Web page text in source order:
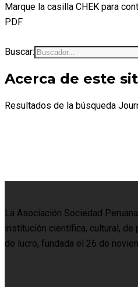
Marque la casilla CHEK para
PDF
Buscar:
Acerca de este
Resultados de la búsqueda
La Asociación Sociedad
institución científica, cultural,
de lucro, fundada el 26 de